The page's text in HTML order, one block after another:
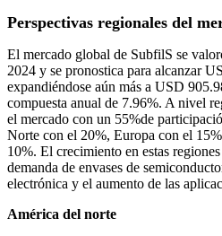
Perspectivas regionales del
El mercado global de SubfilS se
2024 y se pronostica para alcanzar
expandiéndose aún más a USD
compuesta anual de 7.96%. A nivel
el mercado con un 55%de
Norte con el 20%, Europa con el
10%. El crecimiento en estas
demanda de envases de
electrónica y el aumento de las
América del norte